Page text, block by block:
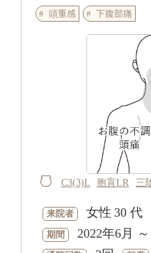
頭重感 下腹部痛
C3(3)L 胞肓LR 三
来院者 女性 30 代
期間 2022年6月